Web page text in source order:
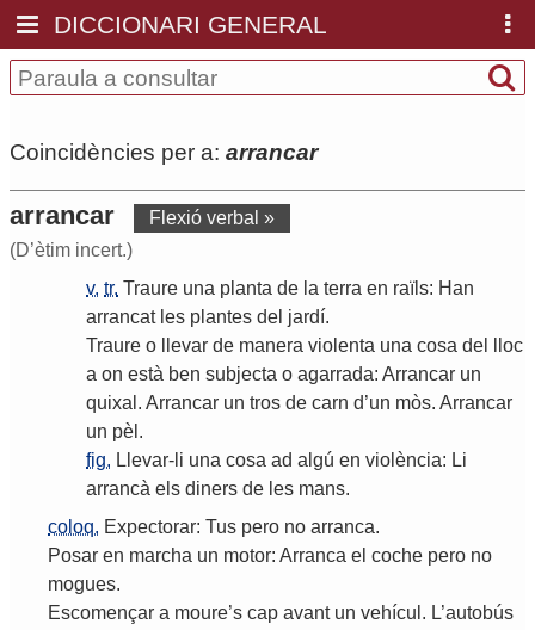
DICCIONARI GENERAL
Coincidències per a: arrancar
arrancar
Flexió verbal »
(D’ètim incert.)
v. tr. Traure una planta de la terra en raïls: Han
arrancat les plantes del jardí.
Traure o llevar de manera violenta una cosa del
lloc
a on està ben subjecta o agarrada: Arrancar un
quixal . Arrancar un tros de carn d’un mòs. Arrancar
un pèl .
fig. Llevar- li una cosa ad algú en violència: Li
arrancà els diners de les mans.
coloq. Expectorar: Tus pero no arranca.
Posar en marcha un motor: Arranca el coche pero no
mogues.
Escomençar a moure’s cap avant un vehícul . L’autobús